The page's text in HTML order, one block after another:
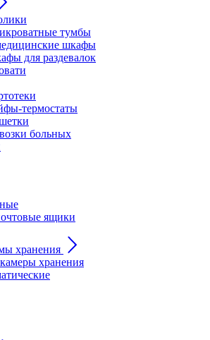
тумбы
шкафы
для раздевалок
термостаты
больных
ящики
хранения
хранения